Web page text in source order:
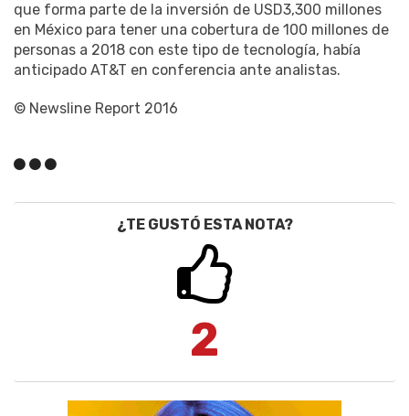
que forma parte de la inversión de USD3,300 millones
en México para tener una cobertura de 100 millones de
personas a 2018 con este tipo de tecnología, había
anticipado AT&T en conferencia ante analistas.
© Newsline Report 2016
¿TE GUSTÓ ESTA NOTA?
2